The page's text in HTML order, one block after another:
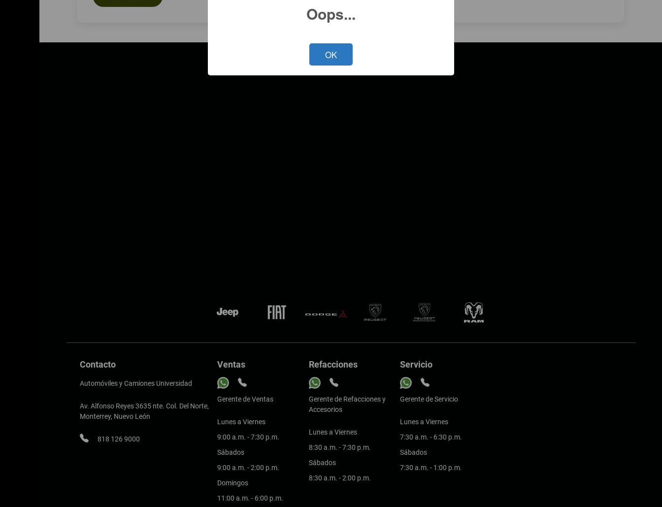
Contacto
Automóviles y Camiones Universidad
Av. Alfonso Reyes 3635 nte. Col. Del Norte,
Monterrey, Nuevo León
818 126 9000
Ventas
Gerente de Ventas
Lunes a Viernes
9:00 a.m. - 7:30 p.m.
Sábados
9:00 a.m. - 2:00 p.m.
Domingos
11:00 a.m. - 6:00 p.m.
Refacciones
Gerente de Refacciones y
Accesorios
Lunes a Viernes
8:30 a.m. - 7:30 p.m.
Sábados
8:30 a.m. - 2:00 p.m.
Servicio
Gerente de Servicio
Lunes a Viernes
7:30 a.m. - 6:30 p.m.
Sábados
7:30 a.m. - 1:00 p.m.
Oops...
OK